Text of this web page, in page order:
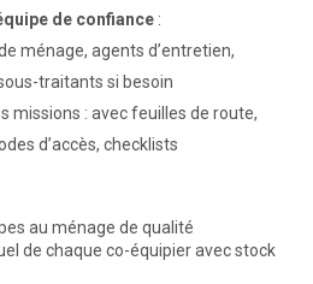
de confiance:
ménage, agents d’entretien,
traitants si besoin
missions : avec feuilles de route,
d’accès, checklists
au ménage de qualité
de chaque co-équipier avec stock